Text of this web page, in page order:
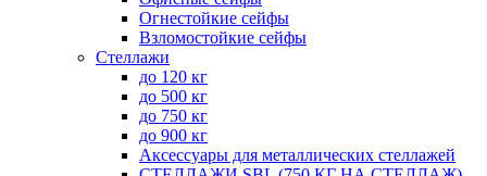
Огнестойкие сейфы
Взломостойкие сейфы
Стеллажи
до 120 кг
до 500 кг
до 750 кг
до 900 кг
Аксессуары для металлических стеллажей